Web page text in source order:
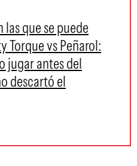
las que se puede
Torque vs Peñarol:
jugar antes del
descartó el